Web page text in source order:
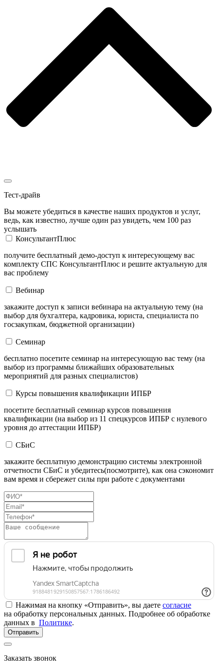
Тест-драйв
Вы можете убедиться в качестве наших продуктов и услуг,
ведь, как известно, лучше один раз увидеть, чем 100 раз
услышать
КонсультантПлюс
получите бесплатный демо-доступ к интересующему вас
комплекту СПС КонсультантПлюс и решите актуальную для
вас проблему
Вебинар
закажите доступ к записи вебинара на актуальную тему (на
выбор для бухгалтера, кадровика, юриста, специалиста по
госзакупкам, бюджетной организации)
Семинар
бесплатно посетите семинар на интересующую вас тему (на
выбор из программы ближайших образовательных
мероприятий для разных специалистов)
Курсы повышения квалификации ИПБР
посетите бесплатный семинар курсов повышения
квалификации (на выбор из 11 спецкурсов ИПБР с нулевого
уровня до аттестации ИПБР)
СБиС
закажите бесплатную демонстрацию системы электронной
отчетности СБиС и убедитесь(посмотрите), как она сэкономит
вам время и сбережет силы при работе с документами
Нажимая на кнопку «Отправить», вы даете согласие
на обработку персональных данных. Подробнее об обработке
данных в Политике.
Отправить
Заказать звонок